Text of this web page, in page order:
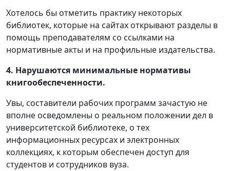
Хотелось бы отметить практику некоторых
библиотек, которые на сайтах открывают разделы в
помощь преподавателям со ссылками на
нормативные акты и на профильные издательства.
4. Нарушаются минимальные нормативы
книгообеспеченности.
Увы, составители рабочих программ зачастую не
вполне осведомлены о реальном положении дел в
университетской библиотеке, о тех
информационных ресурсах и электронных
коллекциях, к которым обеспечен доступ для
студентов и сотрудников вуза.